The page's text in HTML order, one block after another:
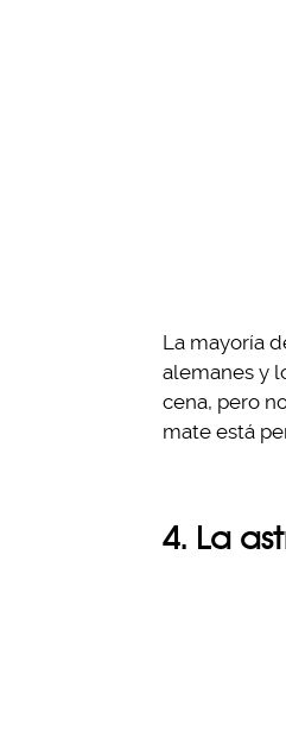
La mayoría
alemanes y
cena, pero
mate está
4. La